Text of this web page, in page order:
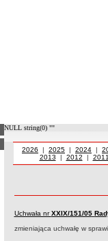
NULL string(0) ""
Uchwały z 2005 roku
Uchwały z roku
2026 | Uchwały z roku
2025 | Uchwały z
2024 |
2013 | Uchwały z
2012 | 2011
Uchwała nrXXIX/151/05
zmieniająca uchwałę w